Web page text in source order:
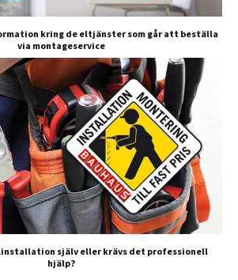
kring de eltjänster som går att beställa
via montageservice
själv eller krävs det professionell
hjälp?